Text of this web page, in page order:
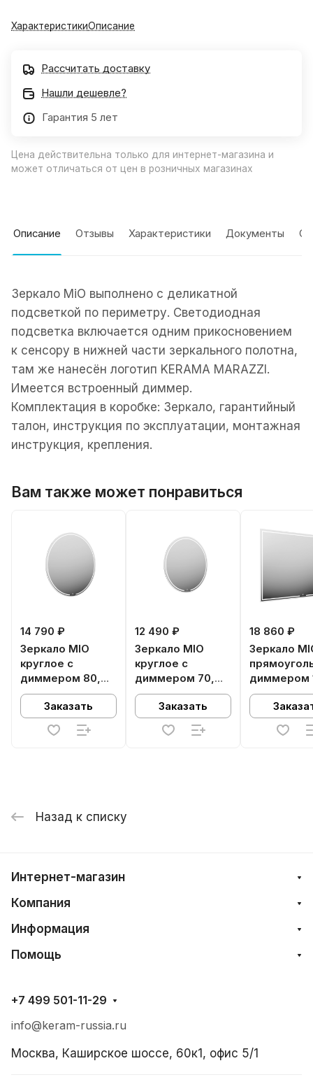
ХарактеристикиОписание
Рассчитать доставку
Нашли дешевле?
Гарантия 5 лет
Цена действительна только для интернет-магазина и
может отличаться от цен в розничных магазинах
Описание Отзывы Характеристики Документы
Зеркало MiO выполнено с деликатной
подсветкой по периметру. Светодиодная
подсветка включается одним прикосновением
к сенсору в нижней части зеркального полотна,
там же нанесён логотип KERAMA MARAZZI.
Имеется встроенный диммер.
Комплектация в коробке: Зеркало, гарантийный
талон, инструкция по эксплуатации, монтажная
инструкция, крепления.
Вам также может понравиться
14 790 ₽
Зеркало MIO
круглое с
диммером 80,
белое
Заказать
12 490 ₽
Зеркало MIO
круглое с
диммером 70,
белое
Заказать
18 860 ₽
Зеркало
диммером
белое
Назад к списку
Интернет-магазин
Компания
Информация
Помощь
+7 499 501-11-29
info@keram-russia.ru
Москва, Каширское шоссе, 60к1, офис 5/1